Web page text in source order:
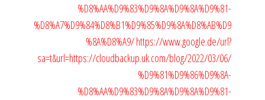
%D8%AA%D9%83%D9%8A%D9%8A%D9%81-
%D8%A7%D9%84%D8%B1%D9%85%D9%8A%D8%AB%D9
%8A%D8%A9/https://www.google.de/url?
sa=t&url=https://cloudbackup.uk.com/blog/2022/03/06/
%D9%81%D9%86%D9%8A-
%D8%AA%D9%83%D9%8A%D9%8A%D9%81-